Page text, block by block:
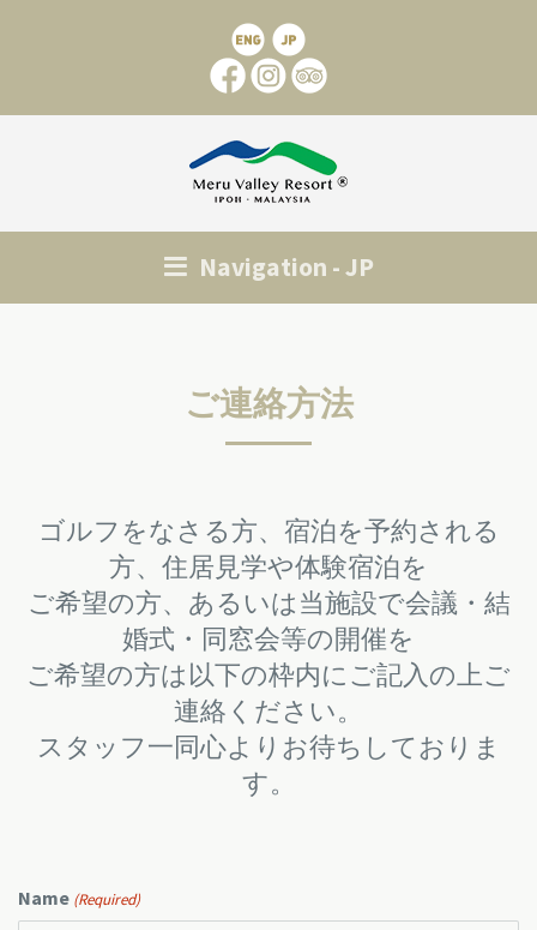
Navigation - JP
ご連絡方法
ゴルフをなさる方、宿泊を予約される
方、住居見学や体験宿泊を
ご希望の方、あるいは当施設で会議・結
婚式・同窓会等の開催を
ご希望の方は以下の枠内にご記入の上ご
連絡ください。
スタッフ一同心よりお待ちしておりま
す。
Name (Required)